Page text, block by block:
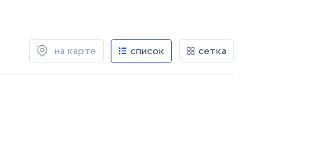
на карте список сетка